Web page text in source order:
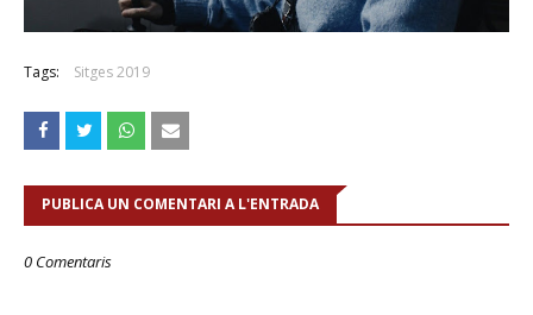
Tags: Sitges 2019
PUBLICA UN COMENTARI A L'ENTRADA
0 Comentaris